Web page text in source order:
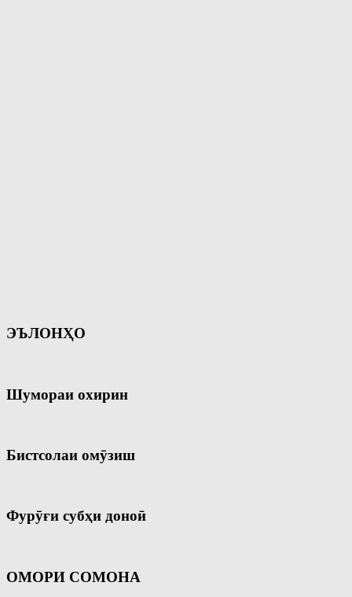
ЭЪЛОНҲО
Шумораи охирин
Бистсолаи омӯзиш
Фурӯғи субҳи доноӣ
ОМОРИ СОМОНА